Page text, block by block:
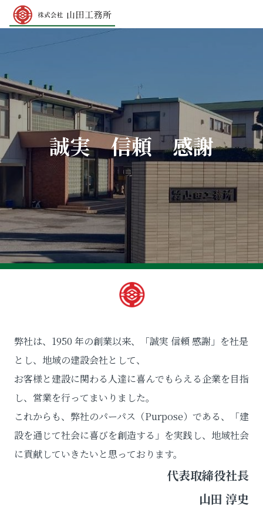
誠実 信頼 感謝
弊社は、1950 年の創業以来、「誠実 信頼 感謝」を社是
とし、地域の建設会社として、
お客様と建設に関わる人達に喜んでもらえる企業を目指
し、営業を行ってまいりました。
これからも、弊社のパーパス（Purpose）である、「建
設を通じて社会に喜びを創造する」を実践し、地域社会
に貢献していきたいと思っております。
代表取締役社長
山田 淳史